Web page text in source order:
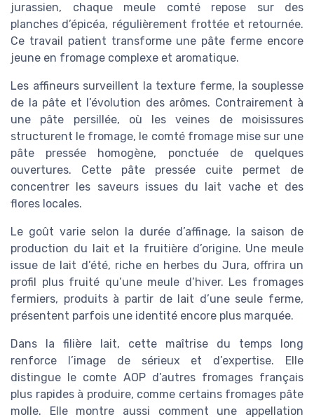
jurassien, chaque meule comté repose sur des
planches d’épicéa, régulièrement frottée et retournée.
Ce travail patient transforme une pâte ferme encore
jeune en fromage complexe et aromatique.
Les affineurs surveillent la texture ferme, la souplesse
de la pâte et l’évolution des arômes. Contrairement à
une pâte persillée, où les veines de moisissures
structurent le fromage, le comté fromage mise sur une
pâte pressée homogène, ponctuée de quelques
ouvertures. Cette pâte pressée cuite permet de
concentrer les saveurs issues du lait vache et des
flores locales.
Le goût varie selon la durée d’affinage, la saison de
production du lait et la fruitière d’origine. Une meule
issue de lait d’été, riche en herbes du Jura, offrira un
profil plus fruité qu’une meule d’hiver. Les fromages
fermiers, produits à partir de lait d’une seule ferme,
présentent parfois une identité encore plus marquée.
Dans la filière lait, cette maîtrise du temps long
renforce l’image de sérieux et d’expertise. Elle
distingue le comte AOP d’autres fromages français
plus rapides à produire, comme certains fromages pâte
molle. Elle montre aussi comment une appellation